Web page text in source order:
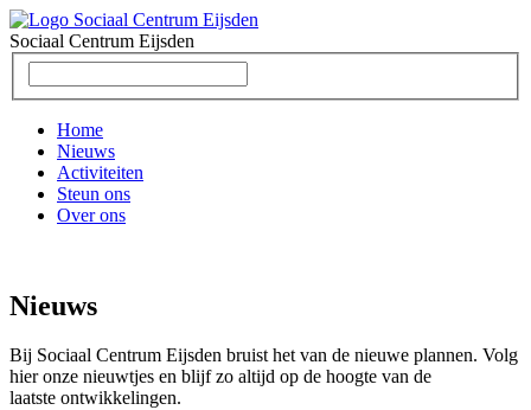
Sociaal Centrum Eijsden
Home
Nieuws
Activiteiten
Steun ons
Over ons
Nieuws
Bij Sociaal Centrum Eijsden bruist het van de nieuwe plannen. Volg
hier onze nieuwtjes en blijf zo altijd op de hoogte van de
laatste ontwikkelingen.